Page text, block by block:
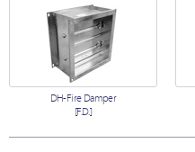
DH-Fire Damper
[F.D.]